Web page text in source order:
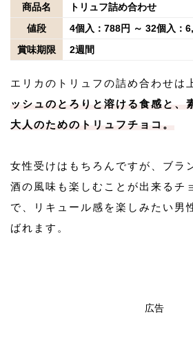
商品名
トリュフ詰め合わせ
値段
4個入：788円 ～ 32個入：
賞味期限
2週間
エリカのトリュフの詰め合わせは
ッシュのとろりと溶ける食感と、
大人のためのトリュフチョコ。
女性受けはもちろんですが、ブラ
酒の風味も楽しむことが出来るチ
で、リキュール感を楽しみたい男
ばれます。
広告